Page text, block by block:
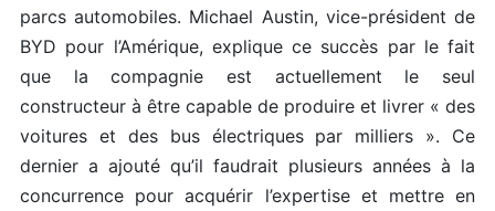
parcs automobiles. Michael Austin, vice-président de
BYD pour l’Amérique, explique ce succès par le fait
que la compagnie est actuellement le seul
constructeur à être capable de produire et livrer « des
voitures et des bus électriques par milliers ». Ce
dernier a ajouté qu’il faudrait plusieurs années à la
concurrence pour acquérir l’expertise et mettre en